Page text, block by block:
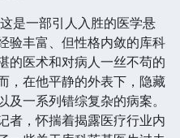
是一部引人入胜的医学悬
验丰富、但性格内敛的库科
的医术和对病人一丝不苟的
，在他平静的外表下，隐藏
一系列错综复杂的病案。
者，怀揣着揭露医疗行业内